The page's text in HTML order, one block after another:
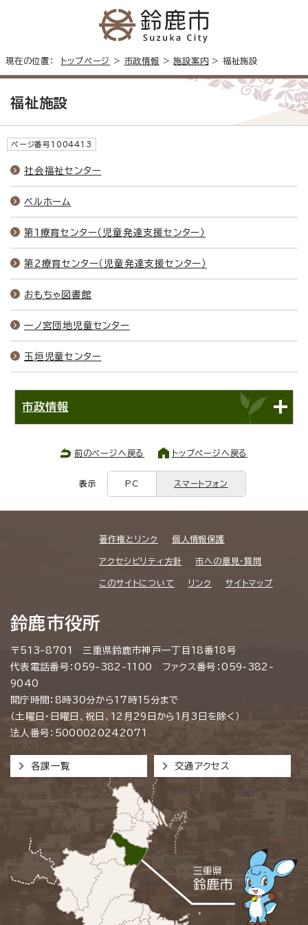
現在の位置： トップページ > 市政情報 >施設案内 > 福祉施設
福祉施設
ページ番号1004413
社会福祉センター
ベルホーム
第1療育センター（児童発達支援センター）
第2療育センター（児童発達支援センター）
おもちゃ図書館
一ノ宮団地児童センター
玉垣児童センター
市政情報
前のページへ戻る トップページへ戻る
表示 PC スマートフォン
著作権とリンク 個人情報保護
アクセシビリティ方針 市への意見・質問
このサイトについて リンク サイトマップ
鈴鹿市役所
〒513-8701 三重県鈴鹿市神戸一丁目18番18号
代表電話番号：059-382-1100 ファクス番号：059-382-
9040
開庁時間：8時30分から17時15分まで
（土曜日・日曜日、祝日、12月29日から1月3日を除く）
法人番号：5000020242071
各課一覧 交通アクセス